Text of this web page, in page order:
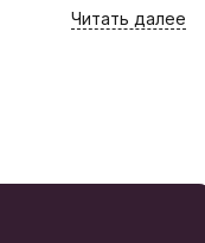
Вы можете
по подразделам
Читать далее